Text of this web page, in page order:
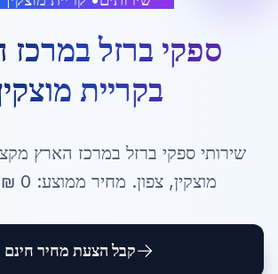
ספקי ברזל
בקריית
שירותיספקי ברזל במרכז הארץ
מוצקין, צפון. מחיר ממוצע: 0
קבל הצעת מחיר חינם